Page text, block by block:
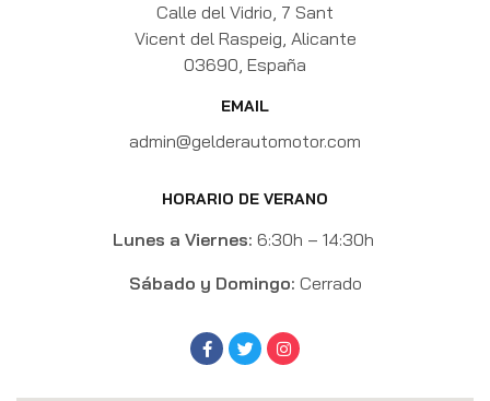
Calle del Vidrio, 7 Sant
Vicent del Raspeig, Alicante
03690, España
EMAIL
admin@gelderautomotor.com
HORARIO DE VERANO
Lunes a Viernes: 6:30h – 14:30h
Sábado y Domingo: Cerrado